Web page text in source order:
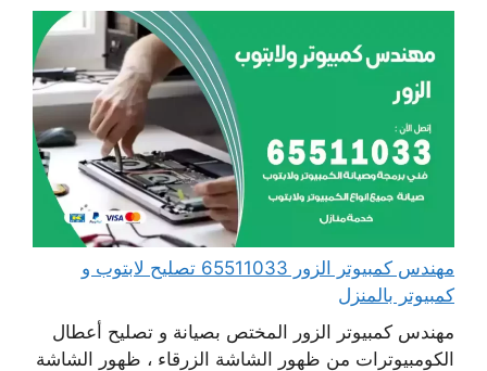
مهندس كمبيوتر الزور 65511033 تصليح لابتوب و
كمبيوتر بالمنزل
مهندس كمبيوتر الزور المختص بصيانة و تصليح أعطال
الكومبيوترات من ظهور الشاشة الزرقاء ، ظهور الشاشة